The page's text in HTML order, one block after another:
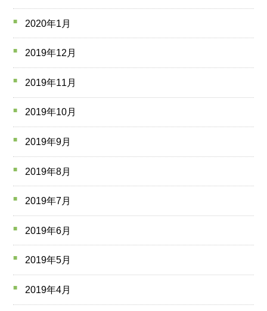
2020年1月
2019年12月
2019年11月
2019年10月
2019年9月
2019年8月
2019年7月
2019年6月
2019年5月
2019年4月